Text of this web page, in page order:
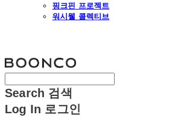
핑크핀 프로젝트
워시웰 콜렉티브
Search 검색
Log In 로그인